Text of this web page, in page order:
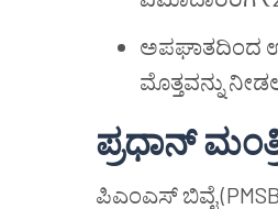
ಅಪಘಾತದಿಂದ
ಮೊತ್ತವನ್ನು
ಪ್ರಧಾನ್
ಪಿಎಂಎಸ್ ಬಿವೈ